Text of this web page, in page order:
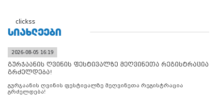
clickss
ᲡᲘᲐᲮᲚᲔᲔᲑᲘ
2026-08-05 16:19
გურჯაანის ღვინის ფესტივალზე მეღვინეთა რეგისტრაცია
გრძელდება!
გურჯაანის ღვინის ფესტივალზე მეღვინეთა რეგისტრაცია
გრძელდება!